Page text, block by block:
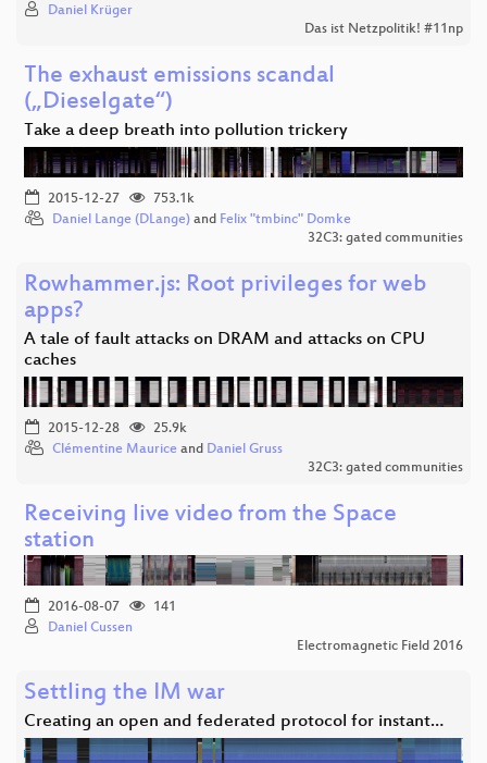
Daniel Krüger
Das ist Netzpolitik! #11np
The exhaust emissions scandal
(„Dieselgate“)
Take a deep breath into pollution trickery
2015-12-27
753.1k
Daniel Lange (DLange) and Felix "tmbinc" Domke
32C3: gated communities
Rowhammer.js: Root privileges for web
apps?
A tale of fault attacks on DRAM and attacks on CPU
caches
2015-12-28
25.9k
Clémentine Maurice and Daniel Gruss
32C3: gated communities
Receiving live video from the Space
station
2016-08-07
141
Daniel Cussen
Electromagnetic Field 2016
Settling the IM war
Creating an open and federated protocol for instant…